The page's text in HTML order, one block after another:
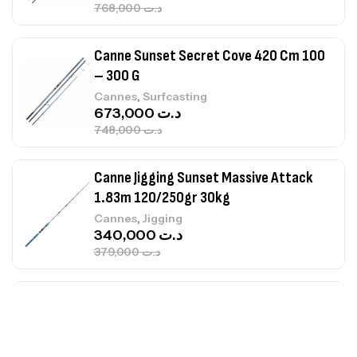
د.ت768,000
Canne Sunset Secret Cove 420 Cm 100
– 300 G
Cannes, Surfcasting
د.ت748,000
د.ت
Canne Jigging Sunset Massive Attack
1.83m 120/250gr 30kg
Cannes,Jigging
د.ت379,000
د.ت